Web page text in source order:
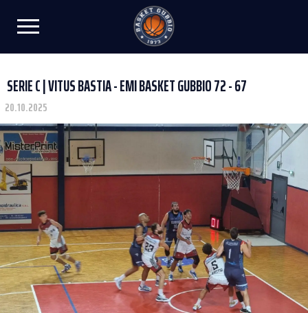
SERIE C | VITUS BASTIA - EMI BASKET GUBBIO 72 - 67
20.10.2025